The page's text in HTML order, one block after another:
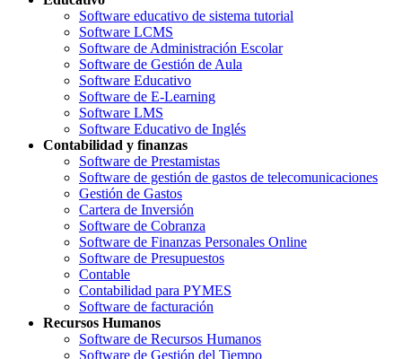
Software educativo de sistema tutorial
Software LCMS
Software de Administración Escolar
Software de Gestión de Aula
Software Educativo
Software de E-Learning
Software LMS
Software Educativo de Inglés
Contabilidad y finanzas
Software de Prestamistas
Software de gestión de gastos de telecomunicaciones
Gestión de Gastos
Cartera de Inversión
Software de Cobranza
Software de Finanzas Personales Online
Software de Presupuestos
Contable
Contabilidad para PYMES
Software de facturación
Recursos Humanos
Software de Recursos Humanos
Software de Gestión del Tiempo